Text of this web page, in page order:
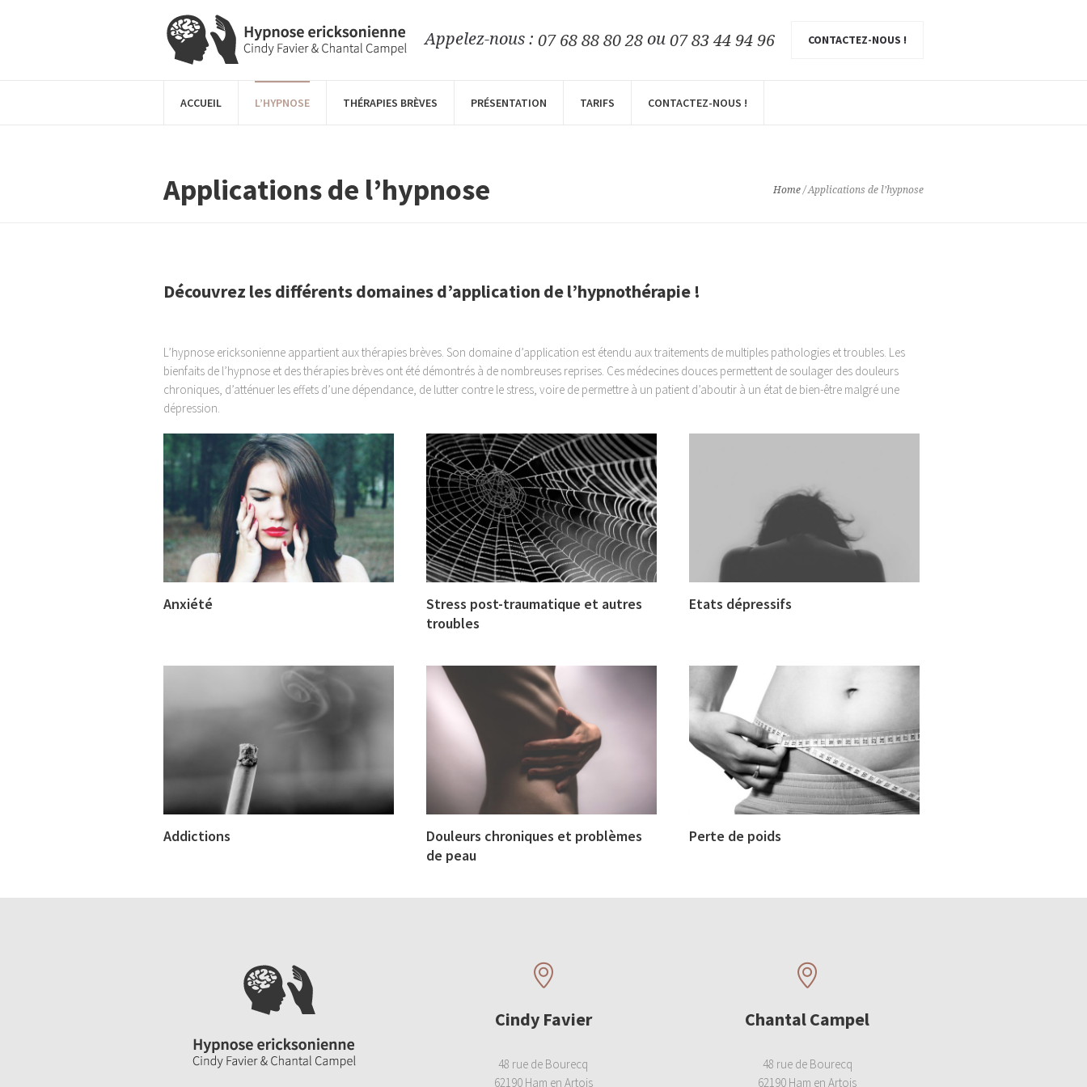
Appelez-nous : 07 68 88 80 28 ou 07 83 44 94 96 CONTACTEZ-NOUS !
ACCUEIL L’HYPNOSE THÉRAPIES BRÈVES PRÉSENTATION TARIFS CONTACTEZ-NOUS !
Applications de l’hypnose Home /Applications de l’hypnose
Découvrez les différents domaines d’application de l’hypnothérapie !
L’hypnose ericksonienne appartient aux thérapies brèves. Son domaine d’application est étendu aux traitements de multiples pathologies et troubles. Les
bienfaits de l’hypnose et des thérapies brèves ont été démontrés à de nombreuses reprises. Ces médecines douces permettent de soulager des douleurs
chroniques, d’atténuer les effets d’une dépendance, de lutter contre le stress, voire de permettre à un patient d’aboutir à un état de bien-être malgré une
dépression.
Anxiété
Stress post-traumatique et autres
troubles
Etats dépressifs
Addictions
Douleurs chroniques et problèmes
de peau
Perte de poids
Cindy Favier
48 rue de Bourecq
62190 Ham en Artois
Chantal Campel
48 rue de Bourecq
62190 Ham en Artois